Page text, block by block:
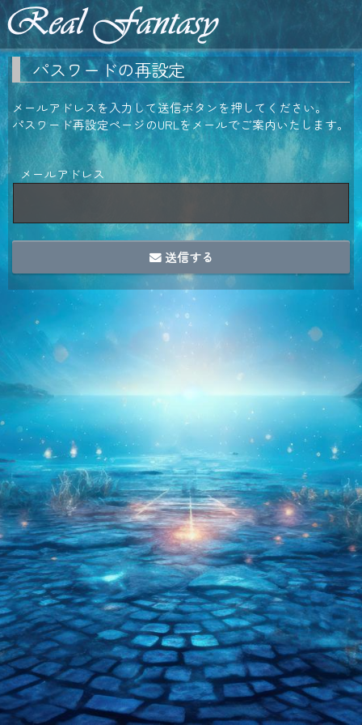
パスワードの再設定
メールアドレスを入力して送信ボタンを押してください。
パスワード再設定ページのURLをメールでご案内いたします。
メールアドレス
送信する